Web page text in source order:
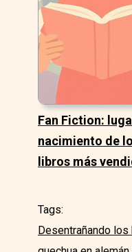
Fan Fiction:
nacimiento de
libros más
Tags:
Desentrañando